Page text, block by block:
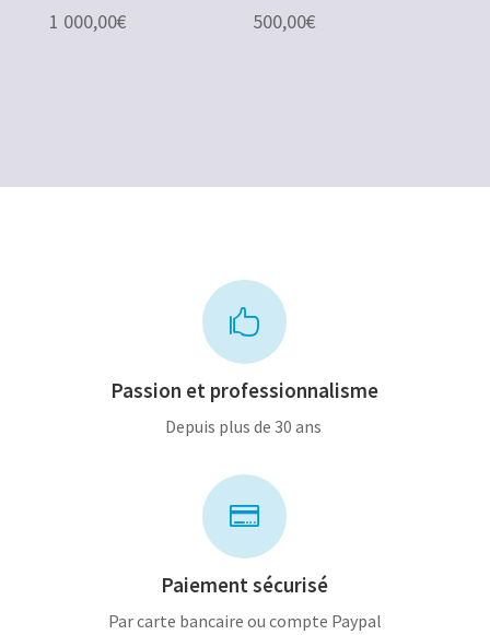
1 000,00€ 500,00€

Passion et professionnalisme
Depuis plus de 30 ans

Paiement sécurisé
Par carte bancaire ou compte Paypal